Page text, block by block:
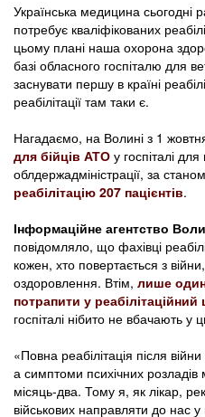
Українська медицина сьогодні
потребує кваліфікованих
цьому плані наша охорона
базі обласного госпіталю для
заснувати першу в країні
реабілітації там таки є.
Нагадаємо, на Волині з 1
для бійців АТО у госпіталі
облдержадміністрації, за
реабілітацію 207 пацієнтів.
Інформаційне агентство
повідомляло, що фахівці
кожен, хто повертається з
оздоровлення. Втім, лише
потрапити у реабілітаційний
госпіталі нібито не вбачають у
«Повна реабілітація після
а симптоми психічних
місяць-два. Тому я, як лікар,
військових направляти до нас